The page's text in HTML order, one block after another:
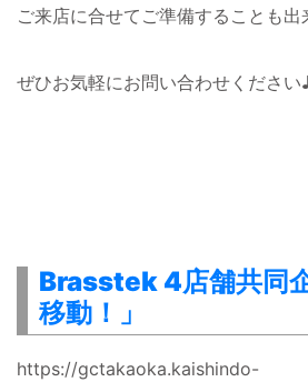
ご来店に合せてご準備することも出
ぜひお気軽にお問い合わせください
Brasstek 4店舗共同
移動！」
https://gctakaoka.kaishindo-